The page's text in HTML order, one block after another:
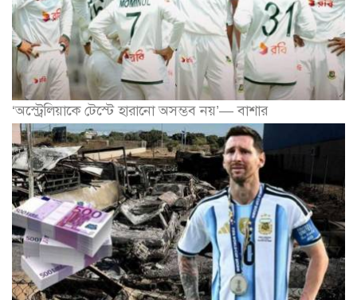
‘অস্ট্রেলিয়াকে টেস্টে হারানো অসম্ভব নয়’— বাশার